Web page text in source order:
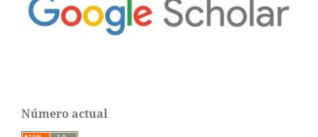
Número actual